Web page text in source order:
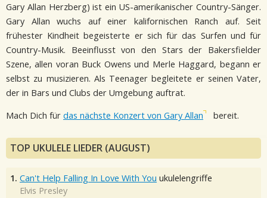
Gary Allan Herzberg) ist ein US-amerikanischer Country-Sänger.
Gary Allan wuchs auf einer kalifornischen Ranch auf. Seit
frühester Kindheit begeisterte er sich für das Surfen und für
Country-Musik. Beeinflusst von den Stars der Bakersfielder
Szene, allen voran Buck Owens und Merle Haggard, begann er
selbst zu musizieren. Als Teenager begleitete er seinen Vater,
der in Bars und Clubs der Umgebung auftrat.
Mach Dich für das nächste Konzert von Gary Allan bereit.
TOP UKULELE LIEDER (AUGUST)
1. Can't Help Falling In Love With You ukulelengriffe
Elvis Presley